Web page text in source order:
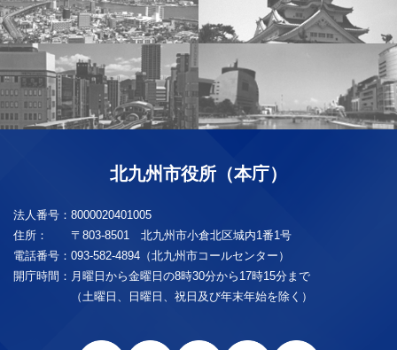
北九州市役所（本庁）
法人番号： 8000020401005
住所：
〒803-8501 北九州市小倉北区城内1番1号
電話番号： 093-582-4894（北九州市コールセンター）
開庁時間： 月曜日から金曜日の8時30分から17時15分まで
（土曜日、日曜日、祝日及び年末年始を除く）